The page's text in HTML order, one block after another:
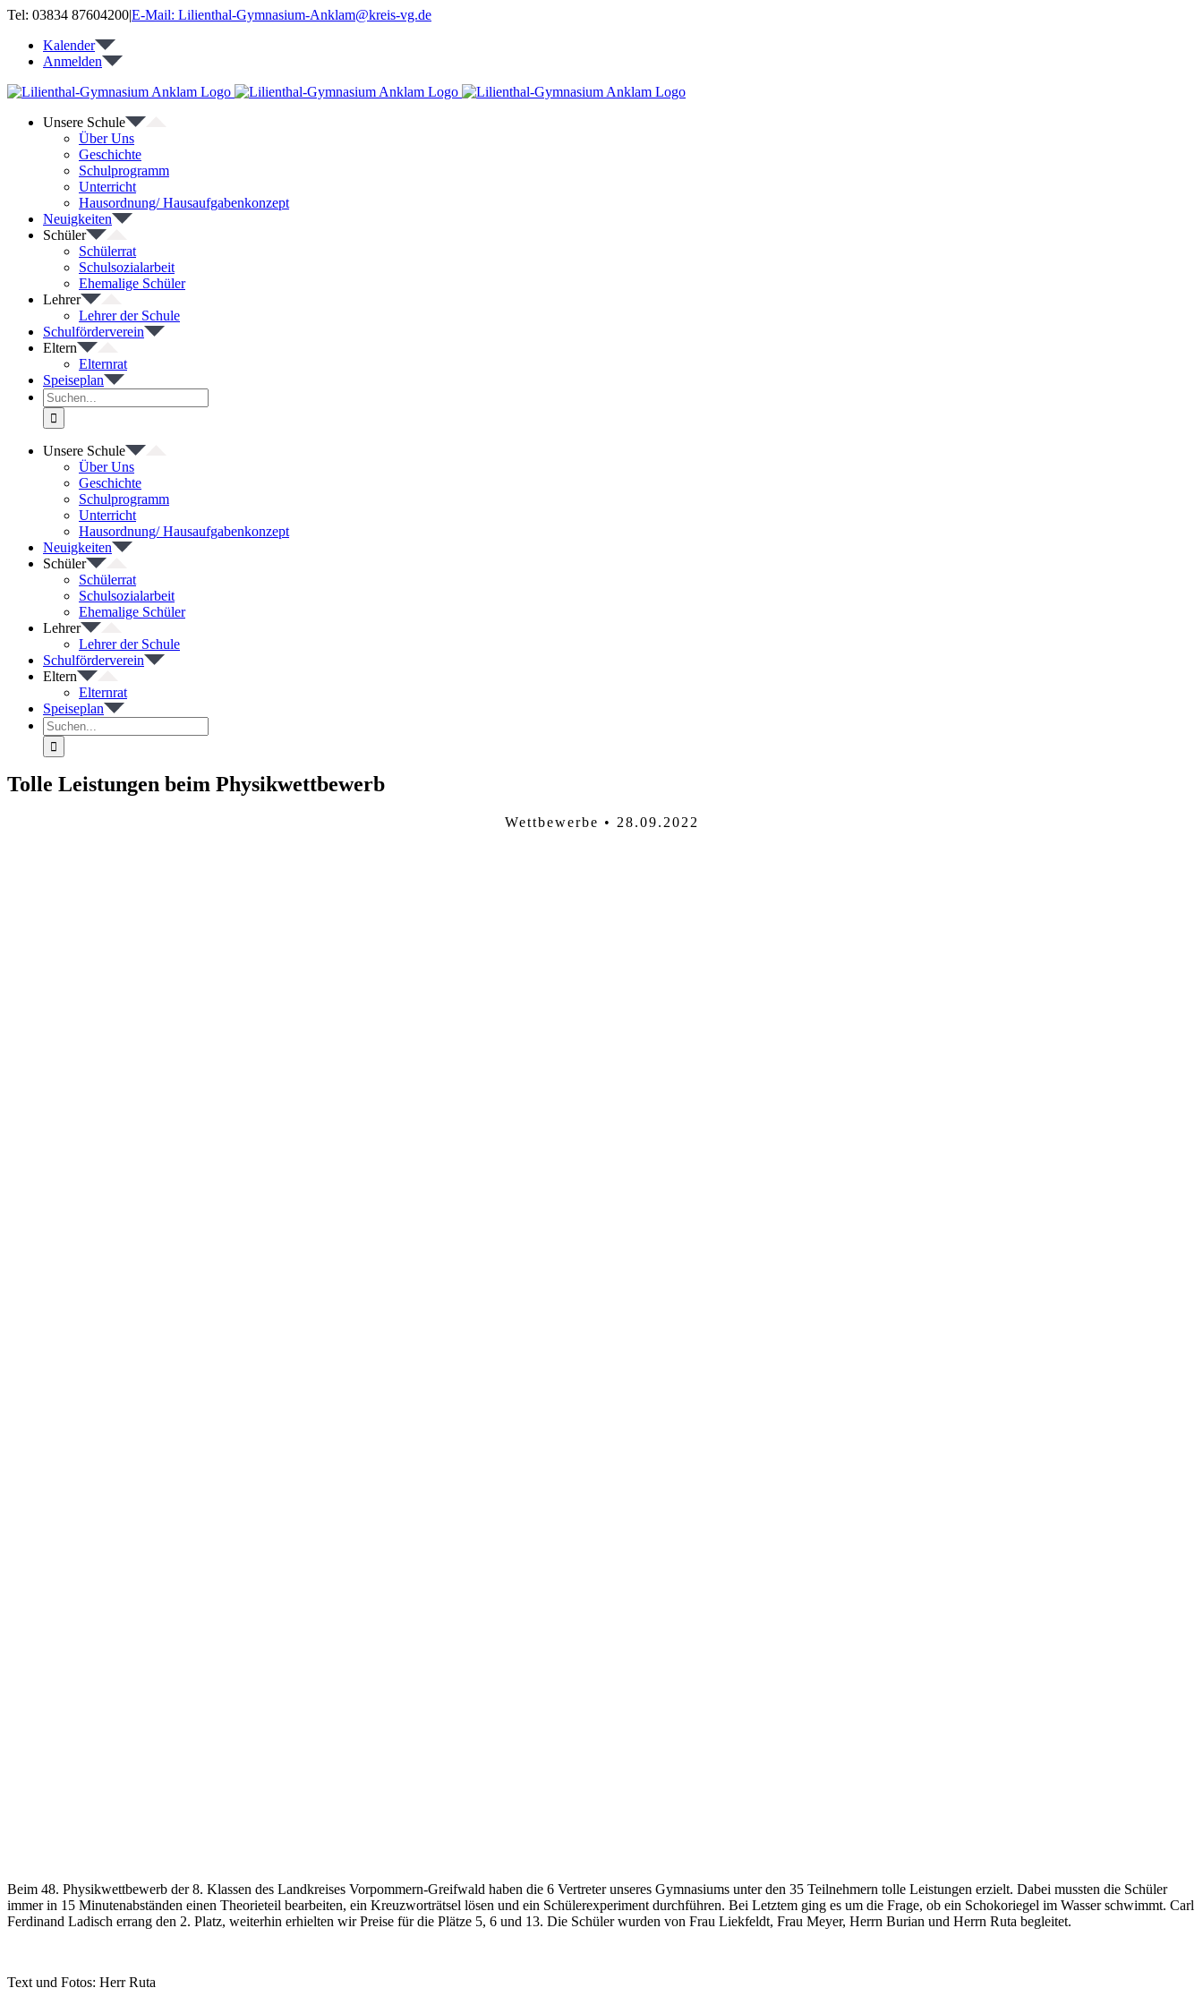
Zum
springen
Tel: 03834 87604200|E-Mail: Lilienthal-Gymnasium-Anklam@kreis-vg.de
Kalender
Anmelden
Unsere Schule
Über Uns
Geschichte
Schulprogramm
Unterricht
Hausordnung/ Hausaufgabenkonzept
Neuigkeiten
Schüler
Schülerrat
Schulsozialarbeit
Ehemalige Schüler
Lehrer
Lehrer der Schule
Schulförderverein
Eltern
Elternrat
Speiseplan
Suche
nach:
Unsere Schule
Über Uns
Geschichte
Schulprogramm
Unterricht
Hausordnung/ Hausaufgabenkonzept
Neuigkeiten
Schüler
Schülerrat
Schulsozialarbeit
Ehemalige Schüler
Lehrer
Lehrer der Schule
Schulförderverein
Eltern
Elternrat
Speiseplan
Suche
nach:
Tolle Leistungen beim Physikwettbewerb
Wettbewerbe • 28.09.2022
Beim 48. Physikwettbewerb der 8. Klassen des Landkreises Vorpommern-Greifwald haben die 6 Vertreter unseres Gymnasiums unter den 35 Teilnehmern tolle Leistungen erzielt. Dabei mussten die Schüler
immer in 15 Minutenabständen einen Theorieteil bearbeiten, ein Kreuzworträtsel lösen und ein Schülerexperiment durchführen. Bei Letztem ging es um die Frage, ob ein Schokoriegel im Wasser schwimmt. Carl
Ferdinand Ladisch errang den 2. Platz, weiterhin erhielten wir Preise für die Plätze 5, 6 und 13. Die Schüler wurden von Frau Liekfeldt, Frau Meyer, Herrn Burian und Herrn Ruta begleitet.
Text und Fotos: Herr Ruta